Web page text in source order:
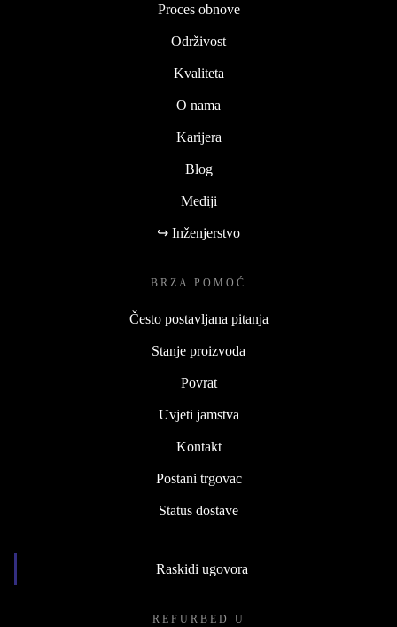
Proces obnove
Održivost
Kvaliteta
O nama
Karijera
Blog
Mediji
↪ Inženjerstvo
BRZA POMOĆ
Često postavljana pitanja
Stanje proizvoda
Povrat
Uvjeti jamstva
Kontakt
Postani trgovac
Status dostave
Raskidi ugovora
REFURBED U